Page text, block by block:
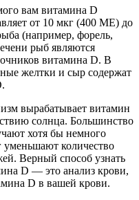
вам витамина D
от 10 мкг (400 МЕ) до
(например, форель,
рыб являются
витамина D. В
желтки и сыр содержат
вырабатывает витамин
солнца. Большинство
хотя бы немного
количество
Верный способ узнать
D — это анализ крови,
D в вашей крови.